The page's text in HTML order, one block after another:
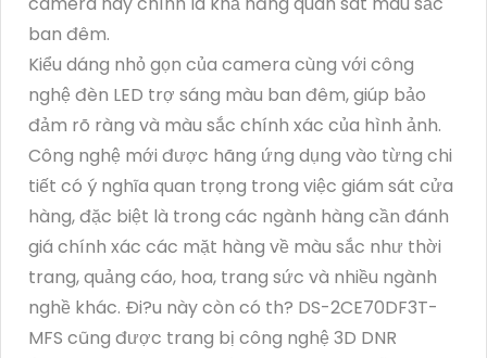
ban đêm.
Kiểu dáng nhỏ gọn của camera cùng với công
nghệ đèn LED trợ sáng màu ban đêm, giúp bảo
đảm rõ ràng và màu sắc chính xác của hình ảnh.
Công nghệ mới được hãng ứng dụng vào từng chi
tiết có ý nghĩa quan trọng trong việc giám sát cửa
hàng, đặc biệt là trong các ngành hàng cần đánh
giá chính xác các mặt hàng về màu sắc như thời
trang, quảng cáo, hoa, trang sức và nhiều ngành
nghề khác. Ði?u này còn có th? DS-2CE70DF3T-
MFS cũng được trang bị công nghệ 3D DNR